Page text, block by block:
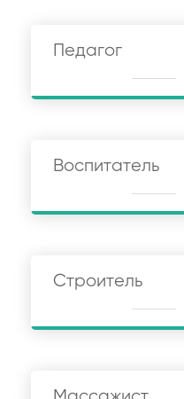
Педагог
Воспитатель
Строитель